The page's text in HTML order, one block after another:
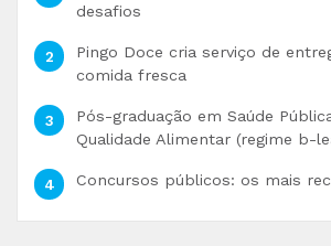
desafios
Pingo Doce cria serviço de
comida fresca
Pós-graduação em Saúde
Qualidade Alimentar (regime b-
Concursos públicos: os mais